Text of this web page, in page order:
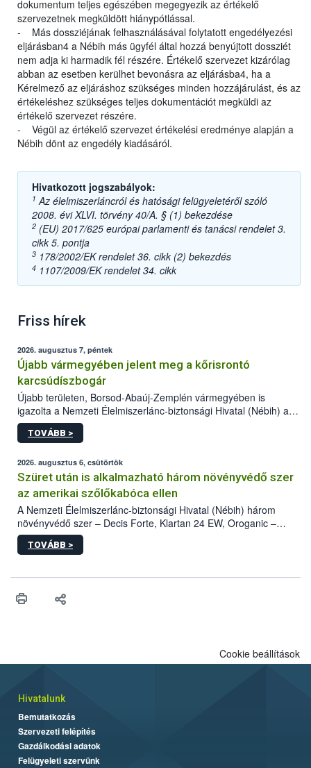
dokumentum teljes egészében megegyezik az értékelő
szervezetnek megküldött hiánypótlással.
- Más dossziéjának felhasználásával folytatott engedélyezési
eljárásban4 a Nébih más ügyfél által hozzá benyújtott dossziét
nem adja ki harmadik fél részére. Értékelő szervezet kizárólag
abban az esetben kerülhet bevonásra az eljárásba4, ha a
Kérelmező az eljáráshoz szükséges minden hozzájárulást, és az
értékeléshez szükséges teljes dokumentációt megküldi az
értékelő szervezet részére.
- Végül az értékelő szervezet értékelési eredménye alapján a
Nébih dönt az engedély kiadásáról.
Hivatkozott jogszabályok:
1 Az élelmiszerláncról és hatósági felügyeletéről szóló
2008. évi XLVI. törvény 40/A. § (1) bekezdése
2 (EU) 2017/625 európai parlamenti és tanácsi rendelet 3.
cikk 5. pontja
3 178/2002/EK rendelet 36. cikk (2) bekezdés
4 1107/2009/EK rendelet 34. cikk
Friss hírek
2026. augusztus 7, péntek
Újabb vármegyében jelent meg a kőrisrontó
karcsúdíszbogár
Újabb területen, Borsod-Abaúj-Zemplén vármegyében is
igazolta a Nemzeti Élelmiszerlánc-biztonsági Hivatal (Nébih) a
kőrisrontó karcsúdíszbogár (Agrilus planipennis) jelenlétét. A
kártevőt nem csak színcsapdában találták meg, de már fertőzött
az intenzív felderítést, emellett az intézkedéseket a szlovák
hatósággal is összehangolják a terjedés megállítása érdekében.
TOVÁBB >
2026. augusztus 6, csütörtök
Szüret után is alkalmazható három növényvédő szer
az amerikai szőlőkabóca ellen
A Nemzeti Élelmiszerlánc-biztonsági Hivatal (Nébih) három
növényvédő szer – Decis Forte, Klartan 24 EW, Oroganic –
engedélyokiratát módosította, így azok a szüretet követően,
egészen a vesszőérettség (BBCH 91) stádiumáig
érésű szőlőkben is legyen lehetőség a károsító elleni további
felhasználók számára is elérhető és ökológiai termesztésben is
TOVÁBB >
Cookie beállítások
Hivatalunk
Bemutatkozás
Szervezeti felépítés
Gazdálkodási adatok
Felügyeleti szervünk